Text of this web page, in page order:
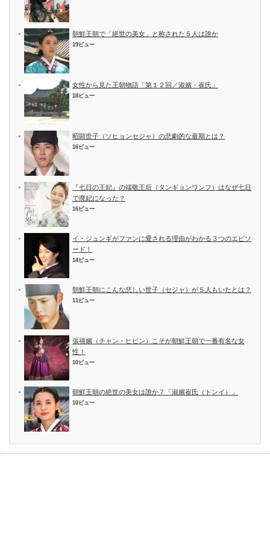
朝鮮王朝で「絶世の美女」と称された５人は誰か
19ビュー
女性から見た王朝物語「第１２回／淑嬪・崔氏」
18ビュー
昭顕世子（ソヒョンセジャ）の悲劇的な最期とは？
16ビュー
『七日の王妃』の端敬王后（タンギョンワンフ）はなぜ七日
で廃妃になった？
16ビュー
イ・ジュンギがファンに愛される理由がわかる３つのエピソ
ード！
14ビュー
朝鮮王朝にこんな悲しい世子（セジャ）が５人もいたとは？
11ビュー
張禧嬪（チャン・ヒビン）こそが朝鮮王朝で一番有名な女
性！
10ビュー
朝鮮王朝の絶世の美女は誰か７「淑嬪崔氏（トンイ）」
10ビュー